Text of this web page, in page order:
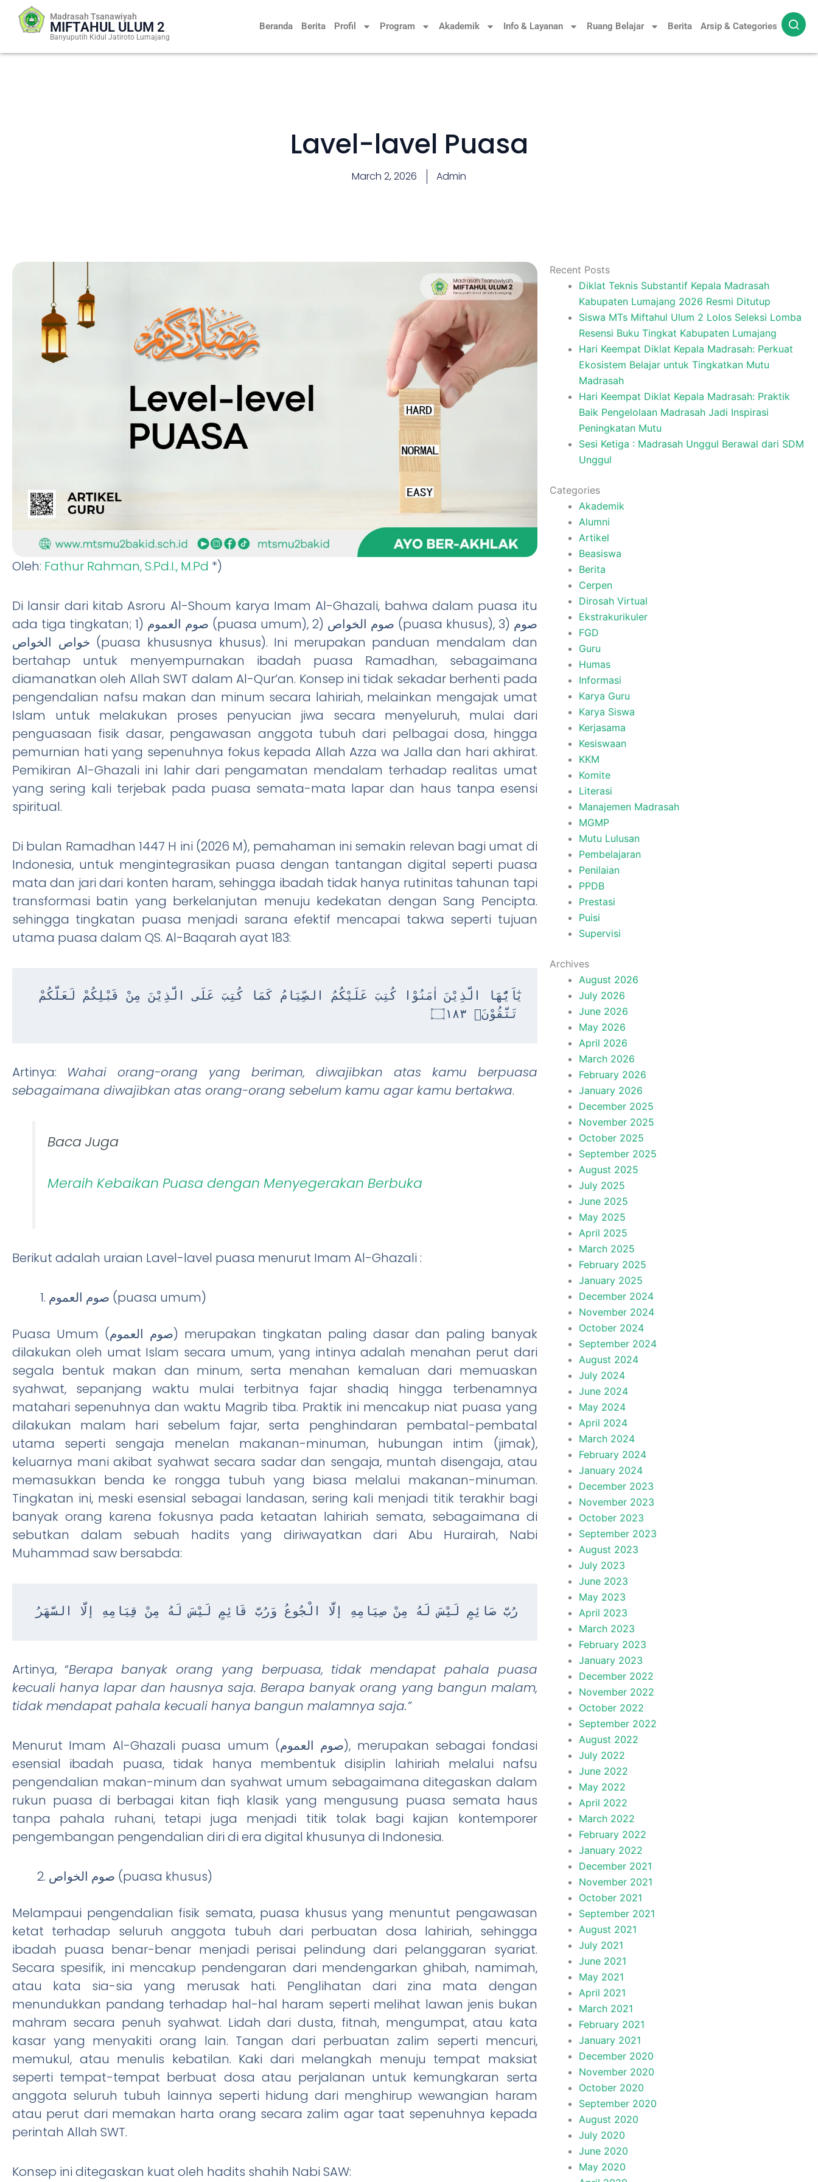
Beranda Berita Profil Program Akademik Info & Layanan Ruang Belajar Berita Arsip & Categories
Madrasah Tsanawiyah
MIFTAHUL ULUM 2
Banyuputih Kidul Jatiroto Lumajang
Lavel-lavel Puasa
March 2, 2026 Admin
Oleh: Fathur Rahman, S.Pd.I., M.Pd *)
Di lansir dari kitab Asroru Al-Shoum karya Imam Al-Ghazali, bahwa dalam puasa itu
ada tiga tingkatan; 1) صوم العموم (puasa umum), 2) صوم الخواص (puasa khusus), 3) صوم
خواص الخواص (puasa khususnya khusus). Ini merupakan panduan mendalam dan
bertahap untuk menyempurnakan ibadah puasa Ramadhan, sebagaimana
diamanatkan oleh Allah SWT dalam Al-Qur’an. Konsep ini tidak sekadar berhenti pada
pengendalian nafsu makan dan minum secara lahiriah, melainkan mengajak umat
Islam untuk melakukan proses penyucian jiwa secara menyeluruh, mulai dari
penguasaan fisik dasar, pengawasan anggota tubuh dari pelbagai dosa, hingga
pemurnian hati yang sepenuhnya fokus kepada Allah Azza wa Jalla dan hari akhirat.
Pemikiran Al-Ghazali ini lahir dari pengamatan mendalam terhadap realitas umat
yang sering kali terjebak pada puasa semata-mata lapar dan haus tanpa esensi
spiritual.
Di bulan Ramadhan 1447 H ini (2026 M), pemahaman ini semakin relevan bagi umat di
Indonesia, untuk mengintegrasikan puasa dengan tantangan digital seperti puasa
mata dan jari dari konten haram, sehingga ibadah tidak hanya rutinitas tahunan tapi
transformasi batin yang berkelanjutan menuju kedekatan dengan Sang Pencipta.
sehingga tingkatan puasa menjadi sarana efektif mencapai takwa seperti tujuan
utama puasa dalam QS. Al-Baqarah ayat 183:
تَتَّقُوْنَۙ ۝١٨٣
Artinya: Wahai orang-orang yang beriman, diwajibkan atas kamu berpuasa
sebagaimana diwajibkan atas orang-orang sebelum kamu agar kamu bertakwa.
Baca Juga
Meraih Kebaikan Puasa dengan Menyegerakan Berbuka
Berikut adalah uraian Lavel-lavel puasa menurut Imam Al-Ghazali :
صوم العموم (puasa umum)
Puasa Umum (صوم العموم) merupakan tingkatan paling dasar dan paling banyak
dilakukan oleh umat Islam secara umum, yang intinya adalah menahan perut dari
segala bentuk makan dan minum, serta menahan kemaluan dari memuaskan
syahwat, sepanjang waktu mulai terbitnya fajar shadiq hingga terbenamnya
matahari sepenuhnya dan waktu Magrib tiba. Praktik ini mencakup niat puasa yang
dilakukan malam hari sebelum fajar, serta penghindaran pembatal-pembatal
utama seperti sengaja menelan makanan-minuman, hubungan intim (jimak),
keluarnya mani akibat syahwat secara sadar dan sengaja, muntah disengaja, atau
memasukkan benda ke rongga tubuh yang biasa melalui makanan-minuman.
Tingkatan ini, meski esensial sebagai landasan, sering kali menjadi titik terakhir bagi
banyak orang karena fokusnya pada ketaatan lahiriah semata, sebagaimana di
sebutkan dalam sebuah hadits yang diriwayatkan dari Abu Hurairah, Nabi
Muhammad saw bersabda:
رُبَّ صَائِمٍ لَيْسَ لَهُ مِنْ صِيَامِهِ إلَّا الْجُوعُ وَرُبَّ قَائِمٍ لَيْسَ لَهُ مِنْ قِيَامِهِ إلَّا السَّهَرُ
Artinya, “Berapa banyak orang yang berpuasa, tidak mendapat pahala puasa
kecuali hanya lapar dan hausnya saja. Berapa banyak orang yang bangun malam,
tidak mendapat pahala kecuali hanya bangun malamnya saja.”
Menurut Imam Al-Ghazali puasa umum (صوم العموم), merupakan sebagai fondasi
esensial ibadah puasa, tidak hanya membentuk disiplin lahiriah melalui nafsu
pengendalian makan-minum dan syahwat umum sebagaimana ditegaskan dalam
rukun puasa di berbagai kitan fiqh klasik yang mengusung puasa semata haus
tanpa pahala ruhani, tetapi juga menjadi titik tolak bagi kajian kontemporer
pengembangan pengendalian diri di era digital khusunya di Indonesia.
صوم الخواص (puasa khusus)
Melampaui pengendalian fisik semata, puasa khusus yang menuntut pengawasan
ketat terhadap seluruh anggota tubuh dari perbuatan dosa lahiriah, sehingga
ibadah puasa benar-benar menjadi perisai pelindung dari pelanggaran syariat.
Secara spesifik, ini mencakup pendengaran dari mendengarkan ghibah, namimah,
atau kata sia-sia yang merusak hati. Penglihatan dari zina mata dengan
menundukkan pandang terhadap hal-hal haram seperti melihat lawan jenis bukan
mahram secara penuh syahwat. Lidah dari dusta, fitnah, mengumpat, atau kata
kasar yang menyakiti orang lain. Tangan dari perbuatan zalim seperti mencuri,
memukul, atau menulis kebatilan. Kaki dari melangkah menuju tempat maksiat
seperti tempat-tempat berbuat dosa atau perjalanan untuk kemungkaran serta
anggota seluruh tubuh lainnya seperti hidung dari menghirup wewangian haram
atau perut dari memakan harta orang secara zalim agar taat sepenuhnya kepada
perintah Allah SWT.
Konsep ini ditegaskan kuat oleh hadits shahih Nabi SAW:
Recent Posts
Diklat Teknis Substantif Kepala Madrasah
Kabupaten Lumajang 2026 Resmi Ditutup
Siswa MTs Miftahul Ulum 2 Lolos Seleksi Lomba
Resensi Buku Tingkat Kabupaten Lumajang
Hari Keempat Diklat Kepala Madrasah: Perkuat
Ekosistem Belajar untuk Tingkatkan Mutu
Madrasah
Hari Keempat Diklat Kepala Madrasah: Praktik
Baik Pengelolaan Madrasah Jadi Inspirasi
Peningkatan Mutu
Sesi Ketiga : Madrasah Unggul Berawal dari SDM
Unggul
Categories
Akademik
Alumni
Artikel
Beasiswa
Berita
Cerpen
Dirosah Virtual
Ekstrakurikuler
FGD
Guru
Humas
Informasi
Karya Guru
Karya Siswa
Kerjasama
Kesiswaan
KKM
Komite
Literasi
Manajemen Madrasah
MGMP
Mutu Lulusan
Pembelajaran
Penilaian
PPDB
Prestasi
Puisi
Supervisi
Archives
August 2026
July 2026
June 2026
May 2026
April 2026
March 2026
February 2026
January 2026
December 2025
November 2025
October 2025
September 2025
August 2025
July 2025
June 2025
May 2025
April 2025
March 2025
February 2025
January 2025
December 2024
November 2024
October 2024
September 2024
August 2024
July 2024
June 2024
May 2024
April 2024
March 2024
February 2024
January 2024
December 2023
November 2023
October 2023
September 2023
August 2023
July 2023
June 2023
May 2023
April 2023
March 2023
February 2023
January 2023
December 2022
November 2022
October 2022
September 2022
August 2022
July 2022
June 2022
May 2022
April 2022
March 2022
February 2022
January 2022
December 2021
November 2021
October 2021
September 2021
August 2021
July 2021
June 2021
May 2021
April 2021
March 2021
February 2021
January 2021
December 2020
November 2020
October 2020
September 2020
August 2020
July 2020
June 2020
May 2020